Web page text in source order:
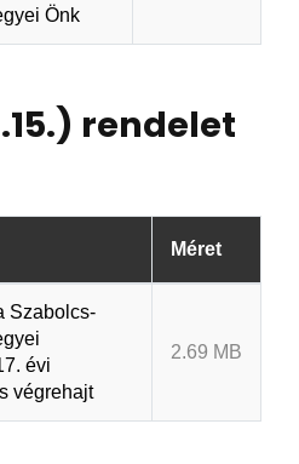
Önk
rendelet
Méret
Szabolcs-
évi
végrehajt
2.69 MB